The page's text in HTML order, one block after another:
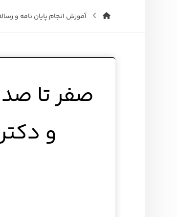
آموزش انجام پایان نامه و
صفر تا صد
و